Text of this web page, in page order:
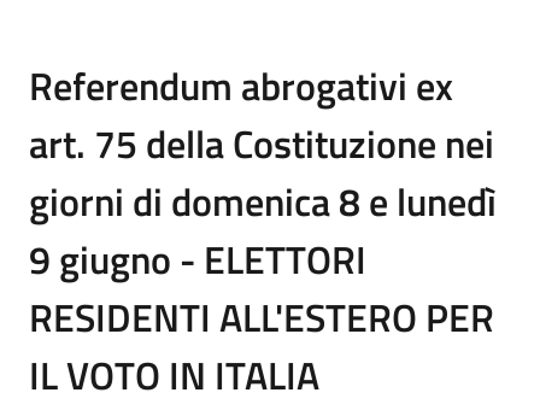
Referendum abrogativi ex
art. 75 della Costituzione nei
giorni di domenica 8 e lunedì
9 giugno - ELETTORI
RESIDENTI ALL'ESTERO PER
IL VOTO IN ITALIA